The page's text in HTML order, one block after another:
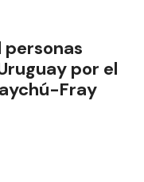
personas
por el
Fray